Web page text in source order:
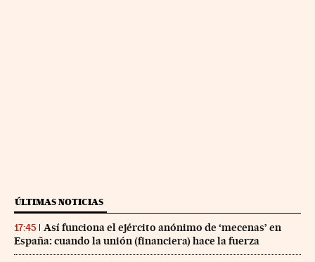
ÚLTIMAS NOTICIAS
17:45
Así funciona el ejército anónimo de ‘mecenas’ en
España: cuando la unión (financiera) hace la fuerza